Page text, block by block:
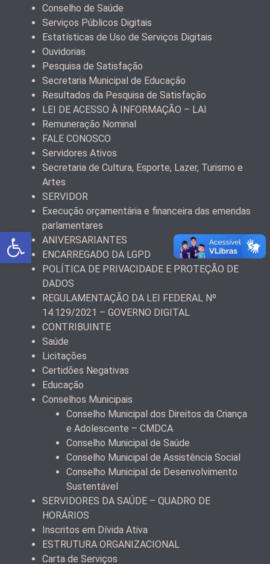
Conselho de Saúde
Serviços Públicos Digitais
Estatísticas de Uso de Serviços Digitais
Ouvidorias
Pesquisa de Satisfação
Secretaria Municipal de Educação
Resultados da Pesquisa de Satisfação
LEI DE ACESSO À INFORMAÇÃO – LAI
Remuneração Nominal
FALE CONOSCO
Servidores Ativos
Secretaria de Cultura, Esporte, Lazer, Turismo e
Artes
SERVIDOR
Execução orçamentária e financeira das emendas
parlamentares
ANIVERSARIANTES
ENCARREGADO DA LGPD
POLÍTICA DE PRIVACIDADE E PROTEÇÃO DE
DADOS
REGULAMENTAÇÃO DA LEI FEDERAL Nº
14.129/2021 – GOVERNO DIGITAL
CONTRIBUINTE
Saúde
Licitações
Certidões Negativas
Educação
Conselhos Municipais
Conselho Municipal dos Direitos da Criança
e Adolescente – CMDCA
Conselho Municipal de Saúde
Conselho Municipal de Assistência Social
Conselho Municipal de Desenvolvimento
Sustentável
SERVIDORES DA SAÚDE – QUADRO DE
HORÁRIOS
Inscritos em Dívida Ativa
ESTRUTURA ORGANIZACIONAL
Carta de Serviços
Abrir a barra de ferramentas